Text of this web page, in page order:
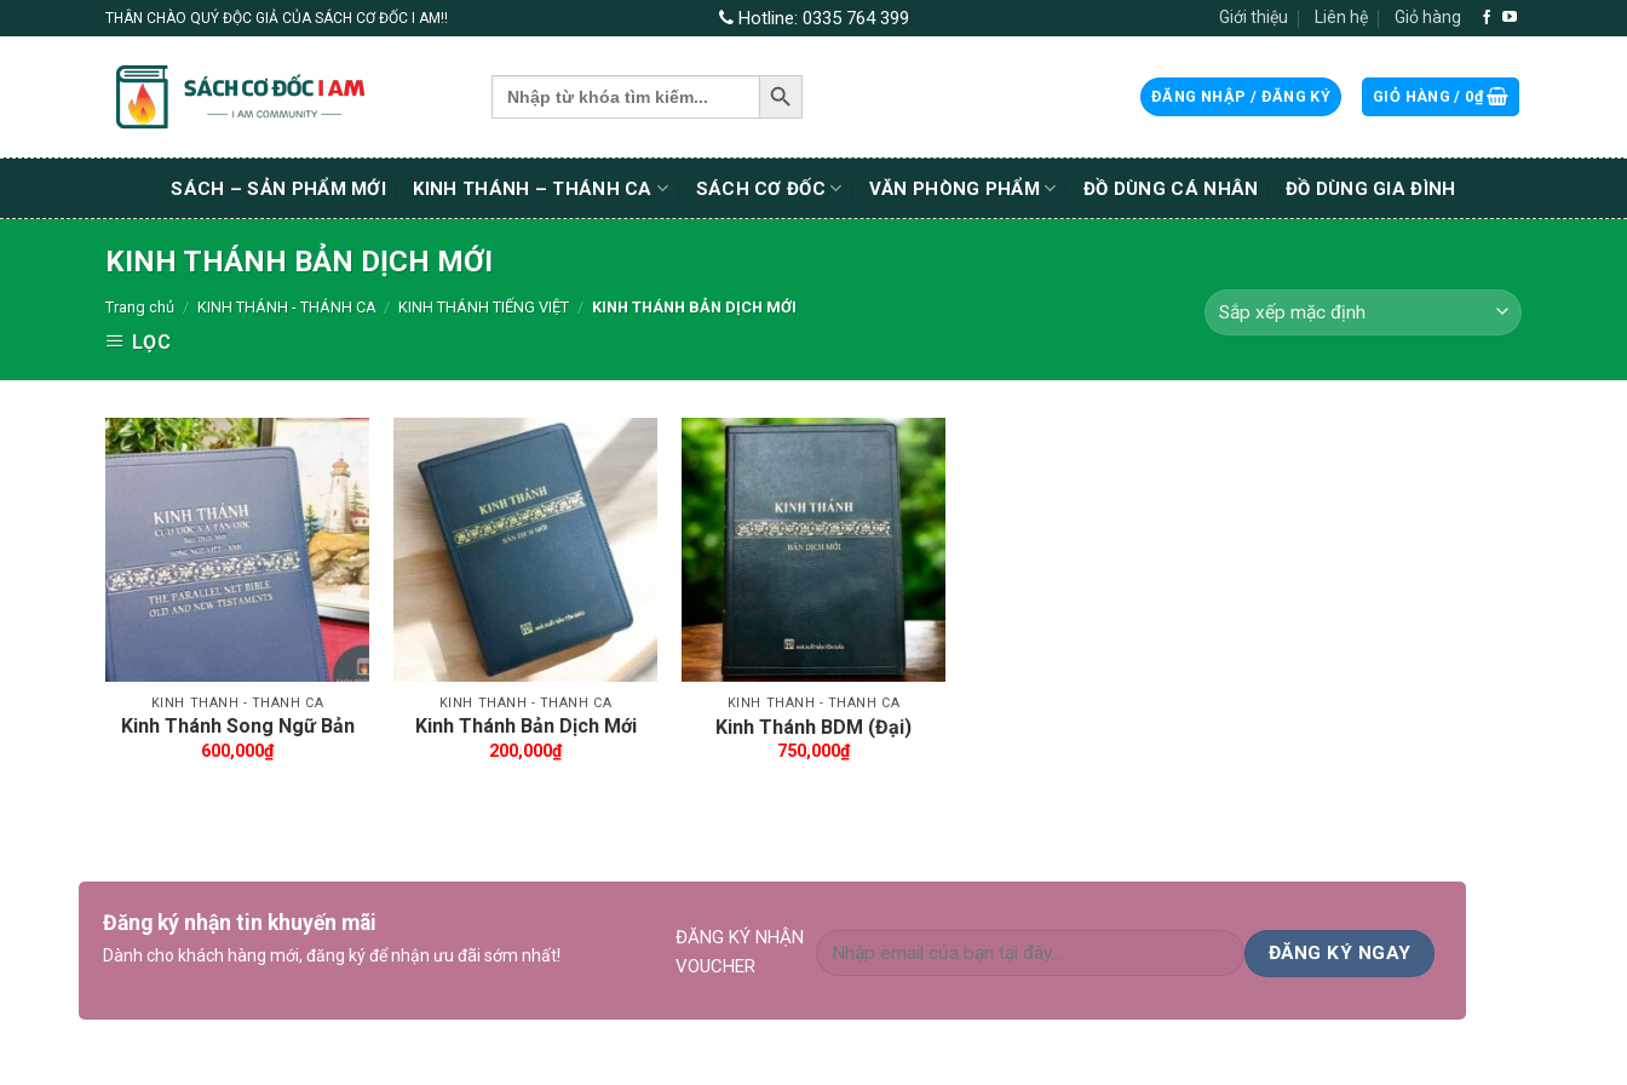
to
THÂN CHÀO QUÝ ĐỘC GIẢ CỦA SÁCH CƠ ĐỐC I AM!! Hotline: 0335 764 399 Giới thiệu Liên hệ Giỏ hàng
Search
for:
SEARCH BUTTON
ĐĂNG NHẬP / ĐĂNG KÝ
GIỎ HÀNG / 0₫
SÁCH – SẢN PHẨM MỚI KINH THÁNH – THÁNH CA SÁCH CƠ ĐỐC VĂN PHÒNG PHẨM ĐỒ DÙNG CÁ NHÂN ĐỒ DÙNG GIA ĐÌNH
KINH THÁNH BẢN DỊCH MỚI
Trang chủ / KINH THÁNH - THÁNH CA / KINH THÁNH TIẾNG VIỆT / KINH THÁNH BẢN DỊCH MỚI
LỌC
Thêm wishlist
KINH THÁNH - THÁNH CA
Kinh Thánh Song Ngữ Bản
Dịch Mới – The NET bible
600,000₫
Thêm wishlist
KINH THÁNH - THÁNH CA
Kinh Thánh Bản Dịch Mới
14×20.2cm (kéo khoá)
200,000₫
Thêm wishlist
KINH THÁNH - THÁNH CA
Kinh Thánh BDM (Đại)
750,000₫
Đăng ký nhận tin khuyến mãi
Dành cho khách hàng mới, đăng ký để nhận ưu đãi sớm nhất!
ĐĂNG KÝ NHẬN
VOUCHER